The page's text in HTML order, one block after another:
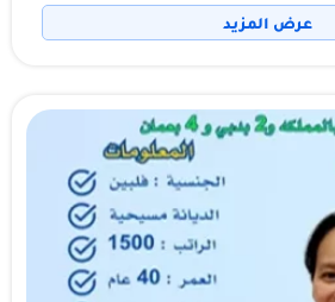
عرض المزيد